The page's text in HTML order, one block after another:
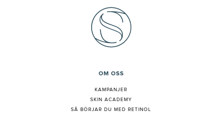
OM OSS
KAMPANJER
SKIN ACADEMY
SÅ BÖRJAR DU MED RETINOL